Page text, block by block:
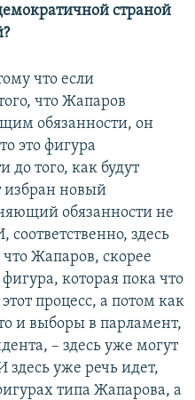
страной
что если
что Жапаров
обязанности, он
это фигура
до того, как будут
избран новый
обязанности не
здесь
Жапаров, скорее
которая пока что
процесс, а потом как
и выборы в парламент,
– здесь уже могут
здесь уже речь идет,
типа Жапарова, а